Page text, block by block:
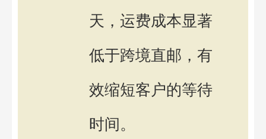
天，运费成本显著
低于跨境直邮，有
效缩短客户的等待
时间。